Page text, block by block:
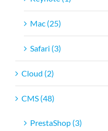
Mac (25)
Safari (3)
Cloud (2)
CMS (48)
PrestaShop (3)